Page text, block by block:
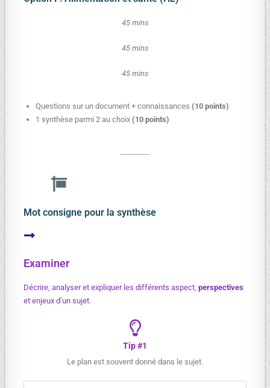
45 mins
45 mins
45 mins
Questions sur un document + connaissances(10 points)
1 synthèse parmi 2 au choix(10 points)
Mot consigne pour la synthèse
Examiner
Décrire, analyser et expliquer les différents aspect,perspectives
et enjeux d’un sujet.
Tip #1
Le plan est souvent donné dans le sujet.